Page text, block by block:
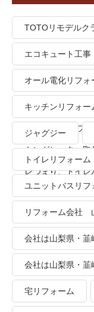
TOTOリモデルク
エコキュート工事
り、トイレ水漏れ
オール電化リフォ
キッチンリフォ
ーム 洗面所リフ
キングヒーター
レつまり、トイ
業者・会社 ＴＯ
ジャグジー
トイレリフォーム
ユニットバスリフ
リフォーム会社
会社は山梨県・韮
会社は山梨県・韮
宅リフォーム